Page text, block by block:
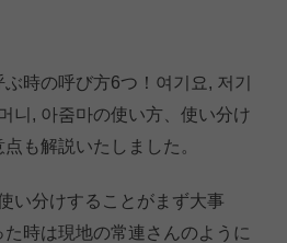
時の呼び方6つ！여기요, 저기
니, 아줌마の使い方、使い分け
も解説いたしました。
い分けすることがまず大事
時は現地の常連さんのように